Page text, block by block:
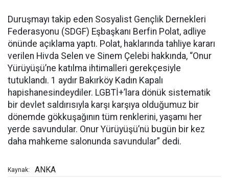
Duruşmayı takip eden Sosyalist Gençlik Dernekleri
Federasyonu (SDGF) Eşbaşkanı Berfin Polat, adliye
önünde açıklama yaptı. Polat, haklarında tahliye kararı
verilen Hivda Selen ve Sinem Çelebi hakkında, “Onur
Yürüyüşü’ne katılma ihtimalleri gerekçesiyle
tutuklandı. 1 aydır Bakırköy Kadın Kapalı
hapishanesindeydiler. LGBTİ+’lara dönük sistematik
bir devlet saldırısıyla karşı karşıya olduğumuz bir
dönemde gökkuşağının tüm renklerini, yaşamı her
yerde savundular. Onur Yürüyüşü’nü bugün bir kez
daha mahkeme salonunda savundular” dedi.
Kaynak: ANKA